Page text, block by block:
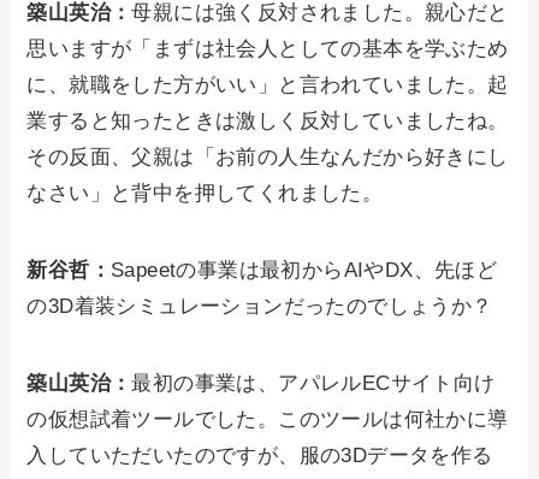
築山英治：母親には強く反対されました。親心だと
思いますが「まずは社会人としての基本を学ぶため
に、就職をした方がいい」と言われていました。起
業すると知ったときは激しく反対していましたね。
その反面、父親は「お前の人生なんだから好きにし
なさい」と背中を押してくれました。
新谷哲： Sapeetの事業は最初からAIやDX、先ほど
の3D着装シミュレーションだったのでしょうか？
築山英治：最初の事業は、アパレルECサイト向け
の仮想試着ツールでした。このツールは何社かに導
入していただいたのですが、服の3Dデータを作る